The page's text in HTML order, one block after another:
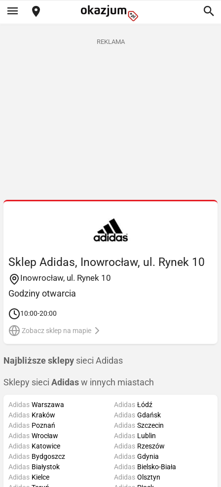
REKLAMA
Sklep Adidas, Inowrocław, ul. Rynek 10
Inowrocław, ul. Rynek 10
Godziny otwarcia
10:00-20:00
Zobacz sklep na mapie
Najbliższe sklepy sieci Adidas
Sklepy sieci Adidas w innych miastach
Adidas Warszawa
Adidas Kraków
Adidas Poznań
Adidas Wrocław
Adidas Łódź
Adidas Gdańsk
Adidas Szczecin
Adidas Lublin
Adidas Katowice
Adidas Bydgoszcz
Adidas Białystok
Adidas Kielce
Adidas Rzeszów
Adidas Gdynia
Adidas Bielsko-Biała
Adidas Olsztyn